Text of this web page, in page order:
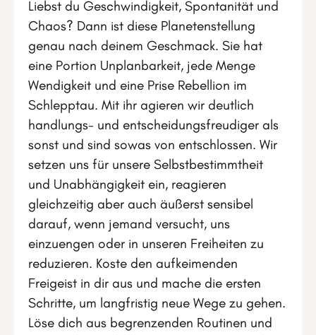
Liebst du Geschwindigkeit, Spontanität und
Chaos? Dann ist diese Planetenstellung
genau nach deinem Geschmack. Sie hat
eine Portion Unplanbarkeit, jede Menge
Wendigkeit und eine Prise Rebellion im
Schlepptau. Mit ihr agieren wir deutlich
handlungs- und entscheidungsfreudiger als
sonst und sind sowas von entschlossen. Wir
setzen uns für unsere Selbstbestimmtheit
und Unabhängigkeit ein, reagieren
gleichzeitig aber auch äußerst sensibel
darauf, wenn jemand versucht, uns
einzuengen oder in unseren Freiheiten zu
reduzieren. Koste den aufkeimenden
Freigeist in dir aus und mache die ersten
Schritte, um langfristig neue Wege zu gehen.
Löse dich aus begrenzenden Routinen und